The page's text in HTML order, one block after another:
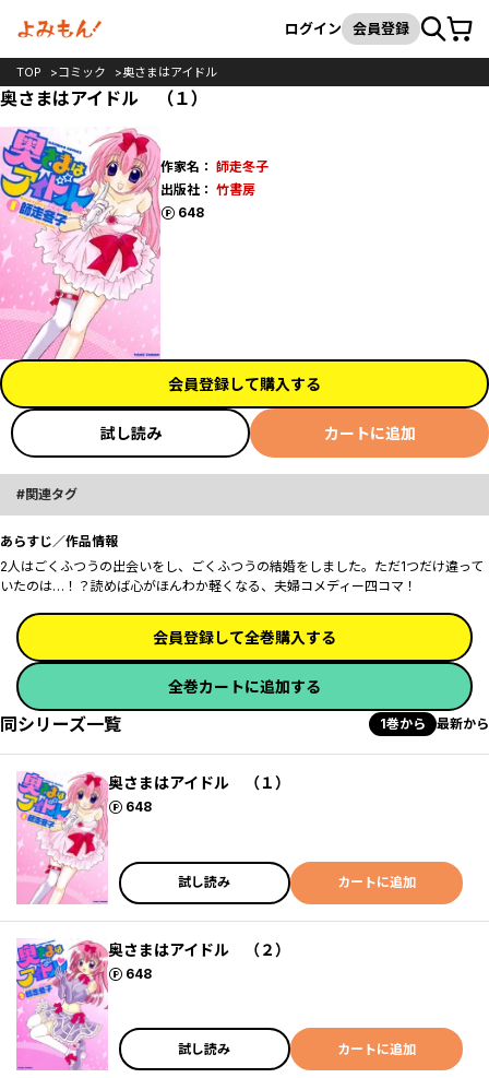
検索
ログイン 会員登録カート
TOP コミック 奥さまはアイドル
奥さまはアイドル （１）
作家名： 師走冬子
出版社： 竹書房
648
ポイント
会員登録して購入する
試し読み カートに追加
関連タグ
あらすじ／作品情報
2人はごくふつうの出会いをし、ごくふつうの結婚をしました。ただ1つだけ違って
いたのは…！？読めば心がほんわか軽くなる、夫婦コメディー四コマ！
会員登録して全巻購入する
全巻カートに追加する
同シリーズ一覧 1巻から 最新から
奥さまはアイドル （１）
648
ポイント
試し読み カートに追加
奥さまはアイドル （２）
648
ポイント
試し読み カートに追加